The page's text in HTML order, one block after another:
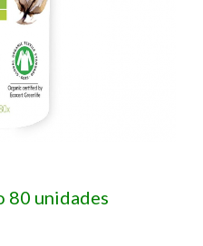
80 unidades